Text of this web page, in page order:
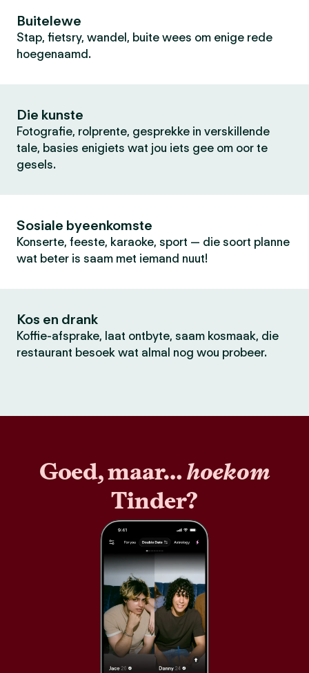
Buitelewe
Stap, fietsry, wandel, buite wees om enige rede
hoegenaamd.
Die kunste
Fotografie, rolprente, gesprekke in verskillende
tale, basies enigiets wat jou iets gee om oor te
gesels.
Sosiale byeenkomste
Konserte, feeste, karaoke, sport — die soort planne
wat beter is saam met iemand nuut!
Kos en drank
Koffie-afsprake, laat ontbyte, saam kosmaak, die
restaurant besoek wat almal nog wou probeer.
Goed, maar…hoekom
Tinder?